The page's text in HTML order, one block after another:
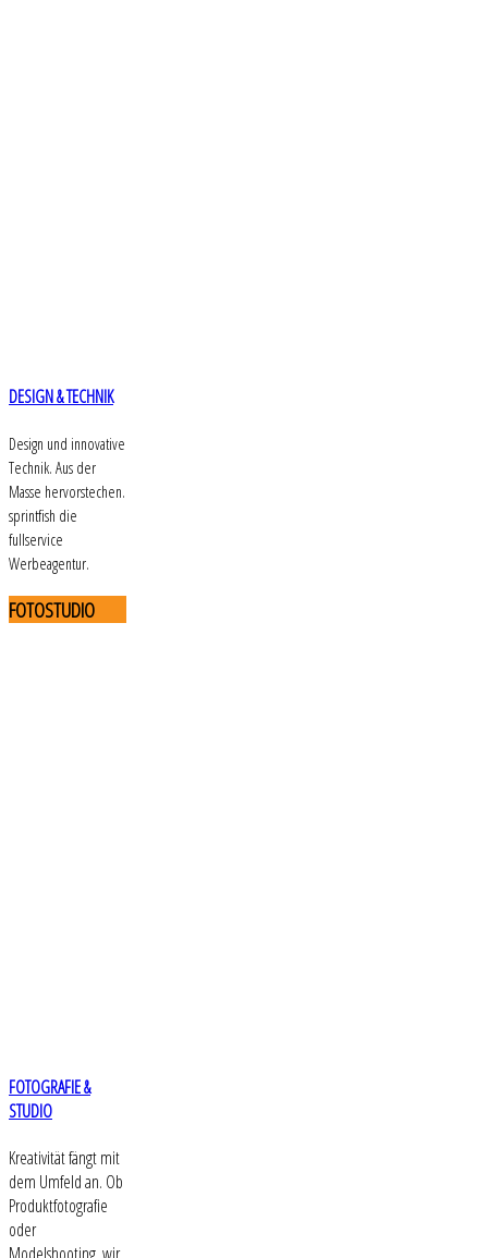
DESIGN & TECHNIK
Design und innovative
Technik. Aus der
Masse hervorstechen.
sprintfish die
fullservice
Werbeagentur.
FOTOSTUDIO
FOTOGRAFIE &
STUDIO
Kreativität fängt mit
dem Umfeld an. Ob
Produktfotografie
oder